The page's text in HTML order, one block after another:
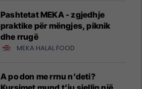
Pashtetat MEKA - zgjedhje
praktike për mëngjes, piknik
dhe rrugë
MEKA HALAL FOOD
A po don me rrnu n’deti?